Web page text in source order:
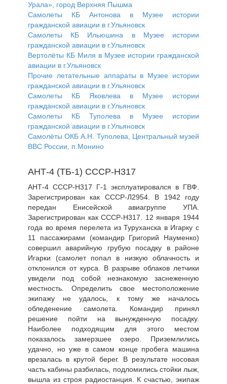
Урала», город Верхняя Пышма
Самолеты КБ Антонова в Музее истории
гражданской авиации в г.Ульяновск
Самолеты КБ Ильюшина в Музее истории
гражданской авиации в г.Ульяновск
Вертолёты КБ Миля в Музее истории гражданской
авиации в г.Ульяновск
Прочие летательные аппараты в Музее истории
гражданской авиации в г.Ульяновск
Самолеты КБ Яковлева в Музее истории
гражданской авиации в г.Ульяновск
Самолеты КБ Туполева в Музее истории
гражданской авиации в г.Ульяновск
Самолёты ОКБ А.Н. Туполева, Центральный музей
ВВС России, п.Монино
АНТ-4 (ТБ-1) СССР-Н317
АНТ-4 СССР-Н317 Г-1 эксплуатировался в ГВФ.
Зарегистрирован как СССР-Л2954. В 1942 году
передан Енисейской авиагруппе УПА.
Зарегистрирован как СССР-Н317. 12 января 1944
года во время перелета из Туруханска в Игарку с
11 пассажирами (командир Григорий Науменко)
совершил аварийную грубую посадку в районе
Игарки (самолет попал в низкую облачность и
отклонился от курса. В разрыве облаков летчики
увидели под собой незнакомую заснеженную
местность. Определить свое местоположение
экипажу не удалось, к тому же началось
обледенение самолета. Командир принял
решение пойти на вынужденную посадку.
Наиболее подходящим для этого местом
показалось замерзшее озеро. Приземлились
удачно, но уже в самом конце пробега машина
врезалась в крутой берег. В результате носовая
часть кабины разбилась, подломились стойки лыж,
вышла из строя радиостанция. К счастью, экипаж